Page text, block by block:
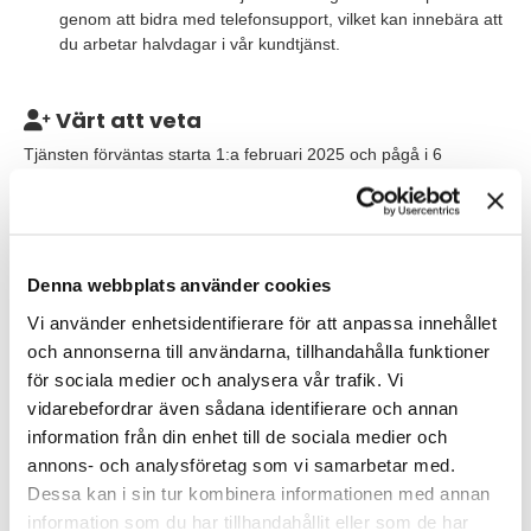
Denna webbplats använder cookies
Vi använder enhetsidentifierare för att anpassa innehållet
och annonserna till användarna, tillhandahålla funktioner
för sociala medier och analysera vår trafik. Vi
vidarebefordrar även sådana identifierare och annan
information från din enhet till de sociala medier och
annons- och analysföretag som vi samarbetar med.
Dessa kan i sin tur kombinera informationen med annan
information som du har tillhandahållit eller som de har
genom att bidra med telefonsupport, vilket kan innebära att
du arbetar halvdagar i vår kundtjänst.
Värt att veta
Tjänsten förväntas starta 1:a februari 2025 och pågå i 6
en flexibel arbetsplats med möjlighet att arbeta hemifrån. De
förlagda under kontorstider.
Notera att detta är en anställning som konsult hos TNG, där du
blir uthyrd till Skanska. Hos TNG får du en trygg anställning med
kollektivavtal via Unionen; schyssta anställningsvillkor,
försäkringar, tjänstepension och semester. Liksom
friskvårdsbidrag och företagshälsovård.
Våra förväntningar
Vi söker dig med en akademisk examen inom ekonomi och som